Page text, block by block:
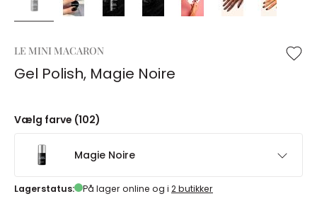
LE MINI MACARON
Gel Polish, Magie Noire
Vælg farve (102)
Magie Noire
Lagerstatus: På lager online og i 2 butikker